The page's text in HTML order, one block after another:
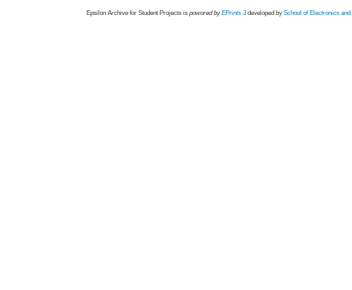
Epsilon Archive for Student Projects is powored byEPrints 3 developed by School of Electronics